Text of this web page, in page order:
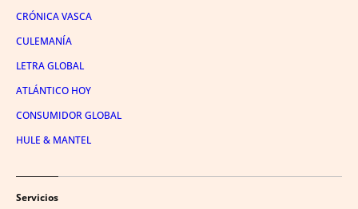
CRÓNICA VASCA
CULEMANÍA
LETRA GLOBAL
ATLÁNTICO HOY
CONSUMIDOR GLOBAL
HULE & MANTEL
Servicios